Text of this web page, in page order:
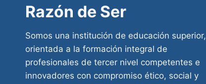
Razón de Ser
Somos una institución de educación superior,
orientada a la formación integral de
profesionales de tercer nivel competentes e
innovadores con compromiso ético, social y